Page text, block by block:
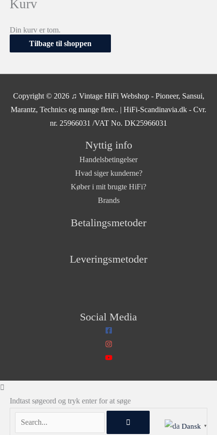
Kurv
Din kurv er tom.
Tilbage til shoppen
Copyright © 2026 ♫ Vintage HiFi Webshop - Pioneer, Sansui,
Marantz, Technics og mange flere.. | HiFi-Scandinavia.dk - Cvr.
nr. 25966031 /VAT No. DK25966031
Nyttig info
Handelsbetingelser
Hvad siger kunderne?
Køber i mit brugte HiFi?
Brands
Betalingsmetoder
Leveringsmetoder
Social Media
Indtast søgeord og tryk enter for at søge
Dansk ▼